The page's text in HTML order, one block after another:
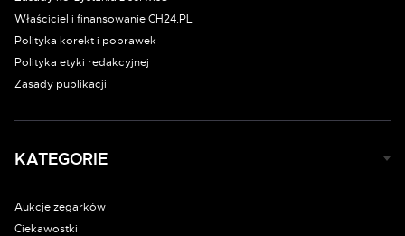
Właściciel i finansowanie CH24.PL
Polityka korekt i poprawek
Polityka etyki redakcyjnej
Zasady publikacji
KATEGORIE
Aukcje zegarków
Ciekawostki